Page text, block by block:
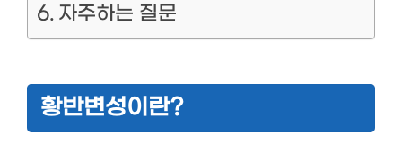
자주하는 질문
황반변성이란?